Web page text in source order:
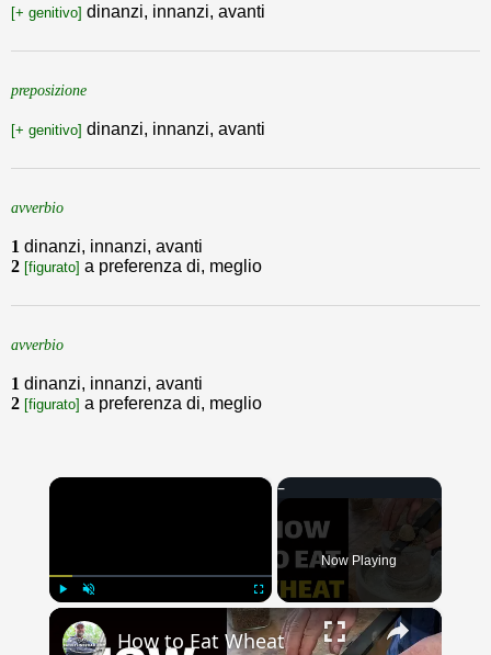
[+ genitivo] dinanzi, innanzi, avanti
preposizione
[+ genitivo] dinanzi, innanzi, avanti
avverbio
1 dinanzi, innanzi, avanti
2 [figurato] a preferenza di, meglio
avverbio
1 dinanzi, innanzi, avanti
2 [figurato] a preferenza di, meglio
×
Fullscreen
Now Playing
×
How to Eat Wheat